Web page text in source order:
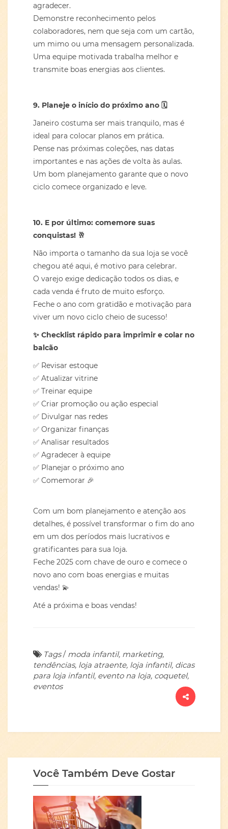
agradecer.
Demonstre reconhecimento pelos
colaboradores, nem que seja com um cartão,
um mimo ou uma mensagem personalizada.
Uma equipe motivada trabalha melhor e
transmite boas energias aos clientes.
9. Planeje o início do próximo ano 🗓️
Janeiro costuma ser mais tranquilo, mas é
ideal para colocar planos em prática.
Pense nas próximas coleções, nas datas
importantes e nas ações de volta às aulas.
Um bom planejamento garante que o novo
ciclo comece organizado e leve.
10. E por último: comemore suas
conquistas! 🥂
Não importa o tamanho da sua loja se você
chegou até aqui, é motivo para celebrar.
O varejo exige dedicação todos os dias, e
cada venda é fruto de muito esforço.
Feche o ano com gratidão e motivação para
viver um novo ciclo cheio de sucesso!
✨ Checklist rápido para imprimir e colar no
balcão
✅ Revisar estoque
✅ Atualizar vitrine
✅ Treinar equipe
✅ Criar promoção ou ação especial
✅ Divulgar nas redes
✅ Organizar finanças
✅ Analisar resultados
✅ Agradecer à equipe
✅ Planejar o próximo ano
✅ Comemorar 🎉
Com um bom planejamento e atenção aos
detalhes, é possível transformar o fim do ano
em um dos períodos mais lucrativos e
gratificantes para sua loja.
Feche 2025 com chave de ouro e comece o
novo ano com boas energias e muitas
vendas! 💫
Até a próxima e boas vendas!
Tags/ moda infantil, marketing,
tendências, loja atraente, loja infantil, dicas
para loja infantil, evento na loja, coquetel,
eventos
Você Também Deve Gostar